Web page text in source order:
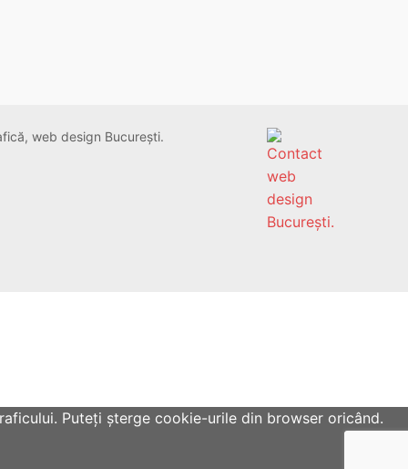
web design București.
Puteți șterge cookie-urile din browser oricând.